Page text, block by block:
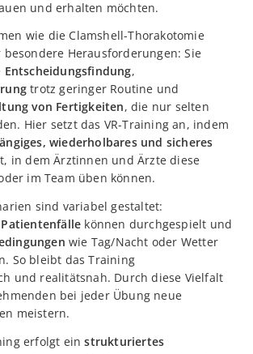
und erhalten möchten.
wie die Clamshell-Thorakotomie
besondere Herausforderungen: Sie
Entscheidungsfindung,
trotz geringer Routine und
von Fertigkeiten, die nur selten
Hier setzt das VR-Training an, indem
wiederholbares und sicheres
in dem Ärztinnen und Ärzte diese
im Team üben können.
sind variabel gestaltet:
Patientenfälle können durchgespielt und
wie Tag/Nacht oder Wetter
So bleibt das Training
und realitätsnah. Durch diese Vielfalt
bei jeder Übung neue
meistern.
erfolgt einstrukturiertes